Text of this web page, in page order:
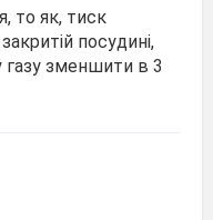
то як, тиск
посудині,
зменшити в 3